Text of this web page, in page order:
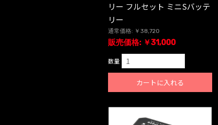
リー フルセット ミニSバッテ
リー
通常価格: ￥38,720
販売価格: ￥31,000
数量
カートに入れる